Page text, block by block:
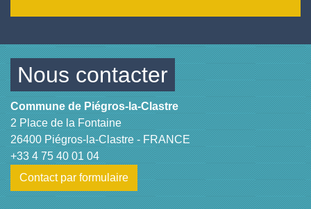
Nous contacter
Commune de Piégros-la-Clastre
2 Place de la Fontaine
26400 Piégros-la-Clastre - FRANCE
+33 4 75 40 01 04
Contact par formulaire